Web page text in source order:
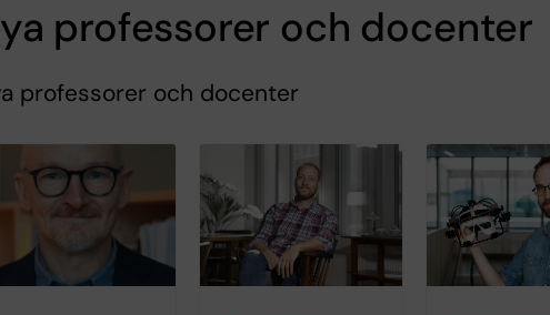
professorer och docenter
professorer och docenter